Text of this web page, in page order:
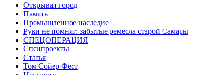
Открывая город
Память
Промышленное наследие
Руки не помнят: забытые ремесла старой Самары
СПЕЦОПЕРАЦИЯ
Спецпроекты
Статья
Том Сойер Фест